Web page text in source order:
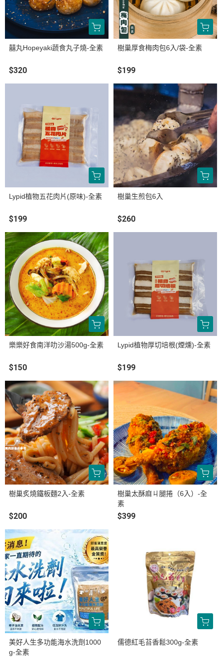
囍丸Hopeyaki蔬食丸子燒-全素
$320
樹巢厚食梅肉包6入/袋-全素
$199
Lypid植物五花肉片(原味)-全素
$199
樹巢生煎包6入
$260
樂樂好食南洋叻沙湯500g-全素
$150
Lypid植物厚切培根(煙燻)-全素
$199
樹巢炙燒鐵板麵2入-全素
$200
樹巢太酥麻ㄐ腿捲（6入）-全
素
$399
美好人生多功能海水洗劑1000
g-全素
儒德紅毛苔香鬆300g-全素